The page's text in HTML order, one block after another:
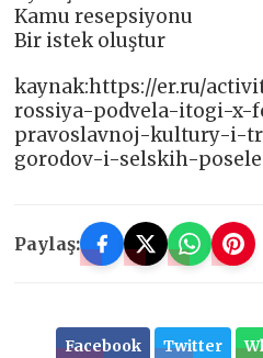
Kamu resepsiyonu
Bir istek oluştur
kaynak:https://er.ru/
rossiya-podvela-itogi-x-
pravoslavnoj-kultury-i-
gorodov-i-selskih-
Paylaş:
Facebook Twitter